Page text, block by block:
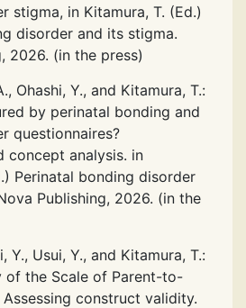
stigma, in Kitamura, T. (Ed.)
disorder and its stigma.
2026. (in the press)
Ohashi, Y., and Kitamura, T.:
by perinatal bonding and
questionnaires?
concept analysis. in
Perinatal bonding disorder
Publishing, 2026. (in the
Y., Usui, Y., and Kitamura, T.:
of the Scale of Parent-to-
construct validity.